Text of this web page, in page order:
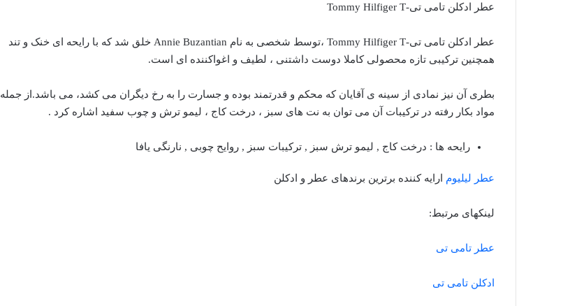
عطر ادکلن تامی تی-Tommy Hilfiger T
عطر ادکلن تامی تی-Tommy Hilfiger T ،توسط شخصی به نام Annie Buzantian خلق شد که با رایحه ای خنک و تند
همچنین ترکیبی تازه محصولی کاملا دوست داشتنی ، لطیف و اغواکننده ای است.
بطری آن نیز نمادی از سینه ی آقایان که محکم و قدرتمند بوده و جسارت را به رخ دیگران می کشد، می باشد.از جمله
مواد بکار رفته در ترکیبات آن می توان به نت های سبز ، درخت کاج ، لیمو ترش و چوب سفید اشاره کرد .
رایحه ها : درخت کاج , لیمو ترش سبز , ترکیبات سبز , روایح چوبی , نارنگی یافا
عطر لیلیوم ارایه کننده برترین برندهای عطر و ادکلن
لینکهای مرتبط:
عطر تامی تی
ادکلن تامی تی